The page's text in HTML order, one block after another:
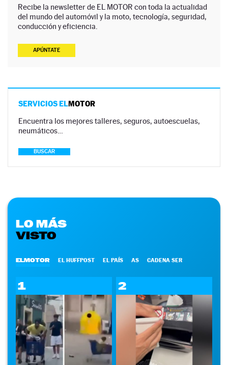
Recibe la newsletter de EL MOTOR con toda la actualidad
del mundo del automóvil y la moto, tecnología, seguridad,
conducción y eficiencia.
APÚNTATE
SERVICIOS ELMOTOR
Encuentra los mejores talleres, seguros, autoescuelas,
neumáticos…
BUSCAR
LO MÁS
VISTO
ELMOTOR EL HUFFPOST EL PAÍS AS CADENA SER
1 2